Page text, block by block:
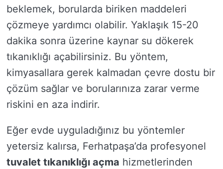
beklemek, borularda biriken maddeleri
çözmeye yardımcı olabilir. Yaklaşık 15-20
dakika sonra üzerine kaynar su dökerek
tıkanıklığı açabilirsiniz. Bu yöntem,
kimyasallara gerek kalmadan çevre dostu bir
çözüm sağlar ve borularınıza zarar verme
riskini en aza indirir.
Eğer evde uyguladığınız bu yöntemler
yetersiz kalırsa, Ferhatpaşa’da profesyonel
tuvalet tıkanıklığı açma hizmetlerinden